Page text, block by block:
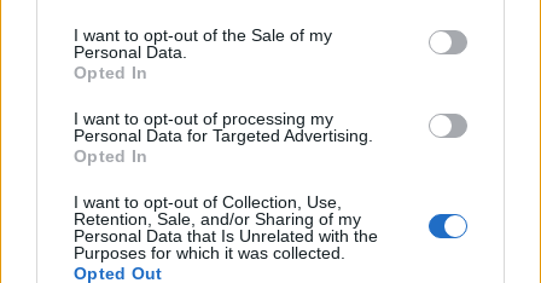
I want to opt-out of the Sale of my
Personal Data.
Opted In
I want to opt-out of processing my
Personal Data for Targeted Advertising.
Opted In
I want to opt-out of Collection, Use,
Retention, Sale, and/or Sharing of my
Personal Data that Is Unrelated with the
Purposes for which it was collected.
Opted Out
00:00
Leonardo Maria Del Vecchio dall'ex compagna